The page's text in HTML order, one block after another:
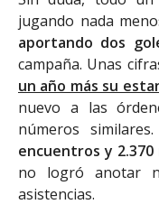
jugando nada
aportando dos
campaña. Unas
un año más su
nuevo a las
números
encuentros y
no logró anotar
asistencias.